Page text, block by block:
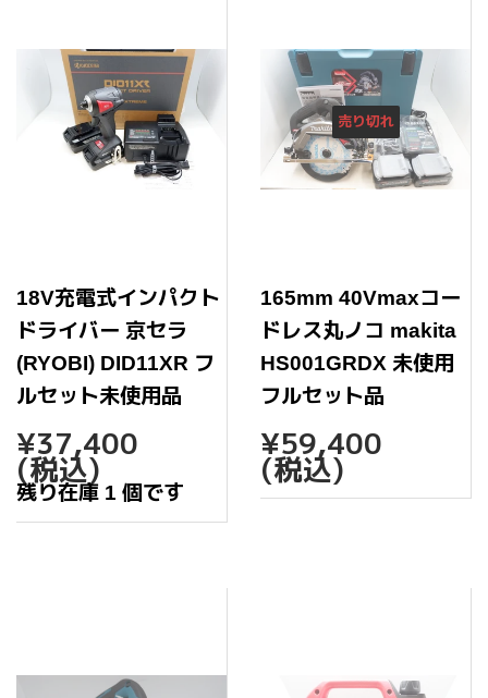
18V充電式インパクト
ドライバー 京セラ
(RYOBI) DID11XR フ
ルセット未使用品
通
常
価
格
¥37,400 ¥37,400
(税込)
残り在庫 1 個です
売り切れ
165mm 40Vmaxコー
ドレス丸ノコ makita
HS001GRDX 未使用
フルセット品
通
常
価
格
¥59,400
(税込)